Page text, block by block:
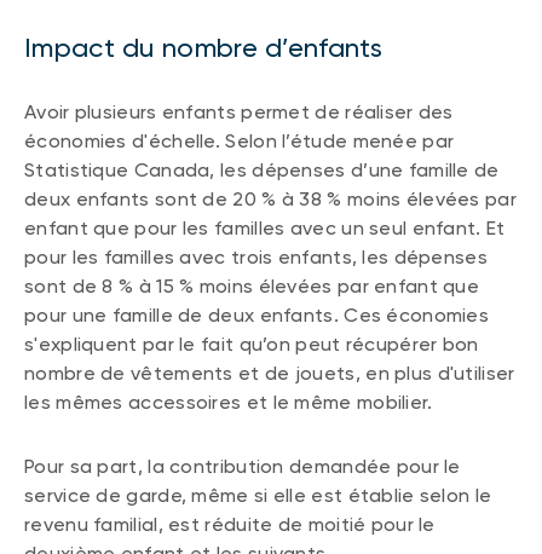
Impact du nombre d’enfants
Avoir plusieurs enfants permet de réaliser des
économies d'échelle. Selon l’étude menée par
Statistique Canada, les dépenses d’une famille de
deux enfants sont de 20 % à 38 % moins élevées par
enfant que pour les familles avec un seul enfant. Et
pour les familles avec trois enfants, les dépenses
sont de 8 % à 15 % moins élevées par enfant que
pour une famille de deux enfants. Ces économies
s'expliquent par le fait qu’on peut récupérer bon
nombre de vêtements et de jouets, en plus d'utiliser
les mêmes accessoires et le même mobilier.
Pour sa part, la contribution demandée pour le
service de garde, même si elle est établie selon le
revenu familial, est réduite de moitié pour le